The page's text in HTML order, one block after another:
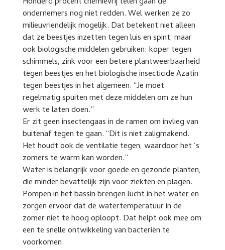
ondernemers nog niet redden. Wel werken ze zo
milieuvriendelijk mogelijk. Dat betekent niet alleen
dat ze beestjes inzetten tegen luis en spint, maar
ook biologische middelen gebruiken: koper tegen
schimmels, zink voor een betere plantweerbaarheid
tegen beestjes en het biologische insecticide Azatin
tegen beestjes in het algemeen. “Je moet
regelmatig spuiten met deze middelen om ze hun
werk te laten doen.”
Er zit geen insectengaas in de ramen om invlieg van
buitenaf tegen te gaan. “Dit is niet zaligmakend.
Het houdt ook de ventilatie tegen, waardoor het ‘s
zomers te warm kan worden.”
Water is belangrijk voor goede en gezonde planten,
die minder bevattelijk zijn voor ziekten en plagen.
Pompen in het bassin brengen lucht in het water en
zorgen ervoor dat de watertemperatuur in de
zomer niet te hoog oploopt. Dat helpt ook mee om
een te snelle ontwikkeling van bacteriën te
voorkomen.